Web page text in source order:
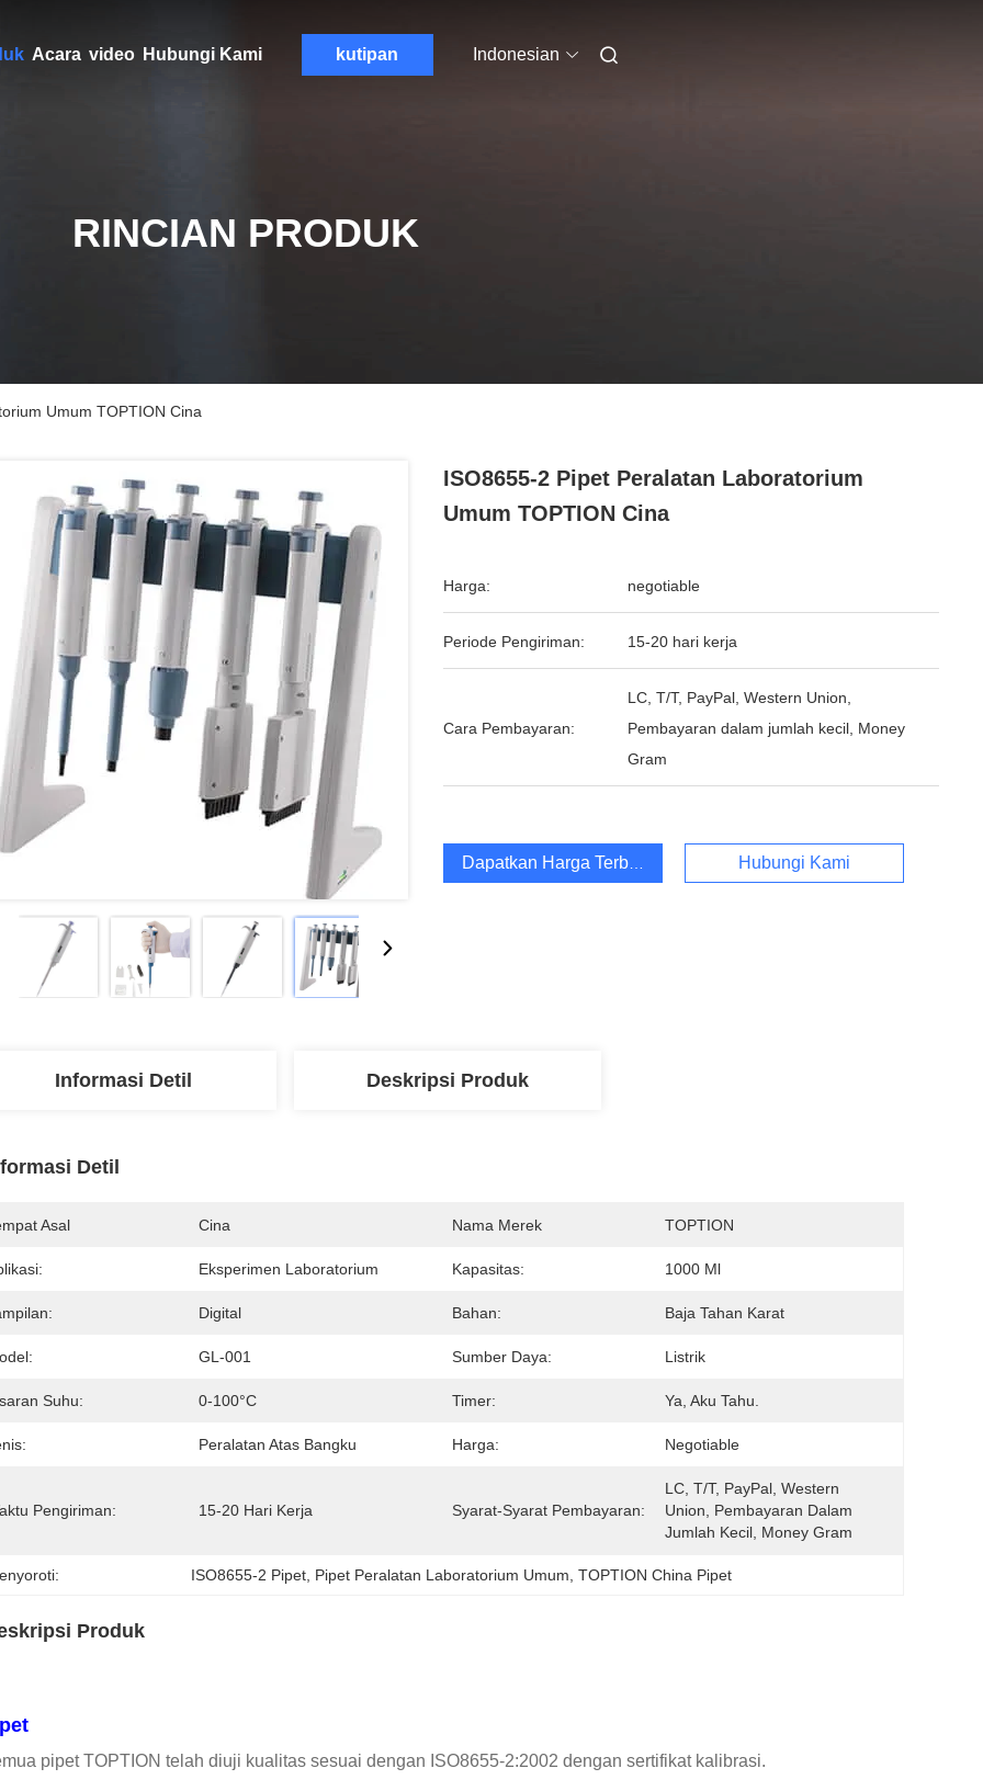
Acara video Hubungi Kami kutipan Indonesian
RINCIAN PRODUK
Umum TOPTION Cina
ISO8655-2 Pipet Peralatan Laboratorium
Umum TOPTION Cina
Harga: negotiable
Periode Pengiriman: 15-20 hari kerja
Cara Pembayaran:
LC, T/T, PayPal, Western Union,
Pembayaran dalam jumlah kecil, Money
Gram
Dapatkan Harga Terbaik Hubungi Kami
Informasi Detil Deskripsi Produk
Detil
Asal Cina Nama Merek TOPTION
Eksperimen Laboratorium Kapasitas: 1000 Ml
Digital Bahan: Baja Tahan Karat
GL-001 Sumber Daya: Listrik
Suhu: 0-100°C Timer: Ya, Aku Tahu.
Peralatan Atas Bangku Harga: Negotiable
Pengiriman: 15-20 Hari Kerja Syarat-Syarat Pembayaran:
LC, T/T, PayPal, Western
Union, Pembayaran Dalam
Jumlah Kecil, Money Gram
ISO8655-2 Pipet Pipet Peralatan Laboratorium Umum , TOPTION China Pipet
Produk
pipet TOPTION telah diuji kualitas sesuai dengan ISO8655-2:2002 dengan sertifikat kalibrasi.